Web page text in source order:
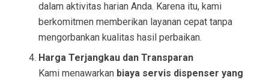
dalam aktivitas harian Anda. Karena itu, kami
berkomitmen memberikan layanan cepat tanpa
mengorbankan kualitas hasil perbaikan.
Harga Terjangkau dan Transparan
Kami menawarkan biaya servis dispenser yang